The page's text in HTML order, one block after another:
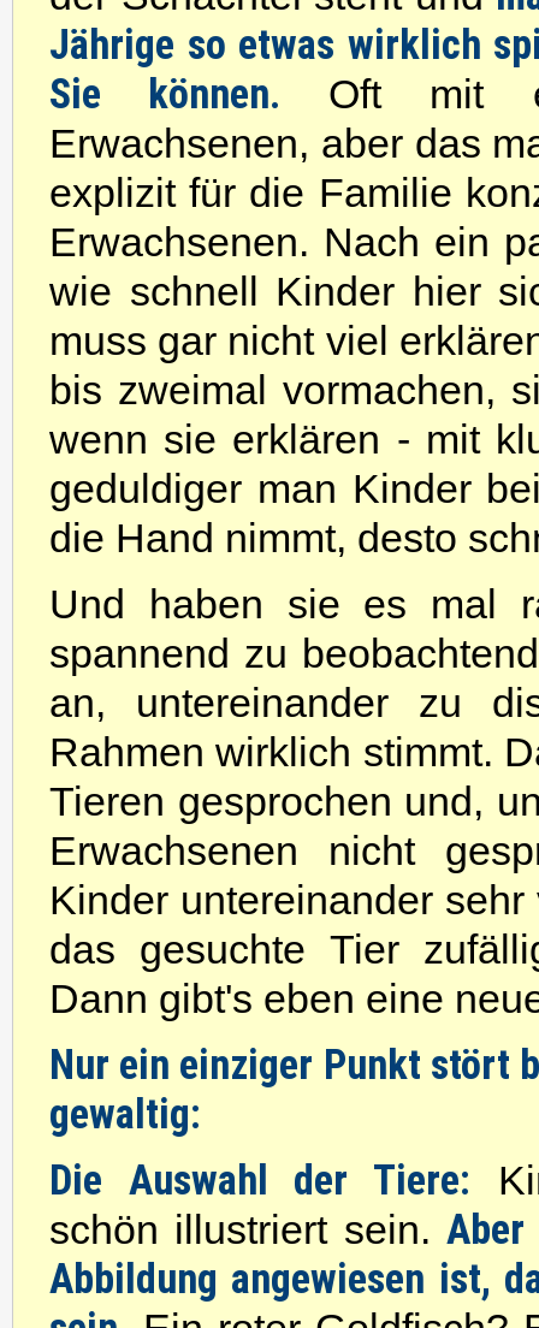
Jährige so etwas wirklich
Sie können. Oft mit
Erwachsenen, aber das
explizit für die Familie
Erwachsenen. Nach ein
wie schnell Kinder hier
muss gar nicht viel
bis zweimal vormachen,
wenn sie erklären - mit
geduldiger man Kinder
die Hand nimmt, desto
Und haben sie es mal
spannend zu
an, untereinander zu
Rahmen wirklich stimmt.
Tieren gesprochen und,
Erwachsenen nicht
Kinder untereinander
das gesuchte Tier
Dann gibt's eben eine
Nur ein einziger Punkt stört
gewaltig:
Die Auswahl der Tiere:
schön illustriert sein.Aber
Abbildung angewiesen ist,